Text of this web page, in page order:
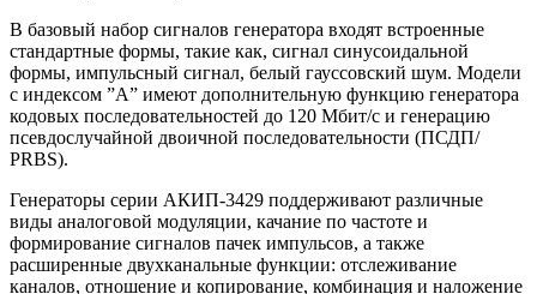
В базовый набор сигналов генератора входят встроенные
стандартные формы, такие как, сигнал синусоидальной
формы, импульсный сигнал, белый гауссовский шум. Модели
с индексом ”А” имеют дополнительную функцию генератора
кодовых последовательностей до 120 Мбит/с и генерацию
псевдослучайной двоичной последовательности (ПСДП/
PRBS).
Генераторы серии АКИП-3429 поддерживают различные
виды аналоговой модуляции, качание по частоте и
формирование сигналов пачек импульсов, а также
расширенные двухканальные функции: отслеживание
каналов, отношение и копирование, комбинация и наложение